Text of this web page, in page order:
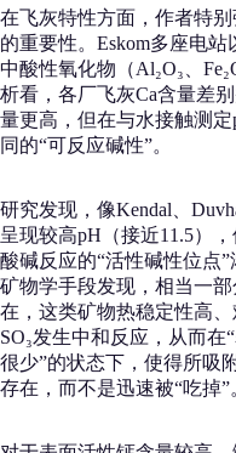
在飞灰特性方面，作者特
的重要性。Eskom多座电
中酸性氧化物（Al₂O₃、
析看，各厂飞灰Ca含量差
量更高，但在与水接触测
同的“可反应碱性”。
研究发现，像Kendal、
呈现较高pH（接近11.5）
酸碱反应的“活性碱性位点
矿物学手段发现，相当一
在，这类矿物热稳定性高
SO₃发生中和反应，从而
很少”的状态下，使得所吸
存在，而不是迅速被“吃掉”